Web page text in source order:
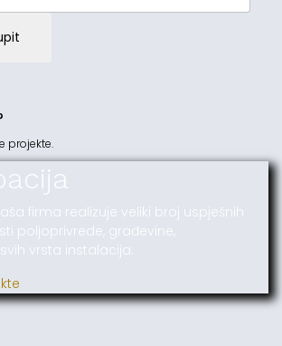
projekte.
firma realizuje veliki broj uspješnih
poljoprivrede, građevine,
vrsta instalacija.